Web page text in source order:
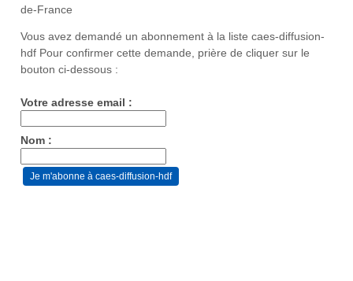
de-France
Vous avez demandé un abonnement à la liste caes-diffusion-
hdf Pour confirmer cette demande, prière de cliquer sur le
bouton ci-dessous :
Votre adresse email :
Nom :